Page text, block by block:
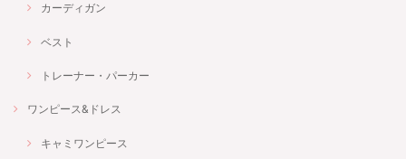
カーディガン
ベスト
トレーナー・パーカー
ワンピース&ドレス
キャミワンピース